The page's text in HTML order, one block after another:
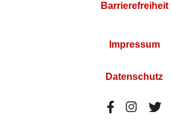
Barrierefreiheit
Impressum
Datenschutz